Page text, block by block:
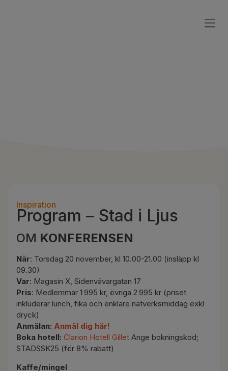
Inspiration
Program – Stad i Ljus
OM KONFERENSEN
När: Torsdag 20 november, kl 10.00-21.00 (insläpp kl
09.30)
Var: Magasin X, Sidenvävargatan 17
Pris: Medlemmar 1 995 kr, övriga 2 995 kr (priset
inkluderar lunch, fika och enklare nätverksmiddag exkl
dryck)
Anmälan: Anmäl dig här!
Boka hotell: Clarion Hotell Gillet Ange bokningskod;
STADSSK25 (för 8% rabatt)
Kaffe/mingel